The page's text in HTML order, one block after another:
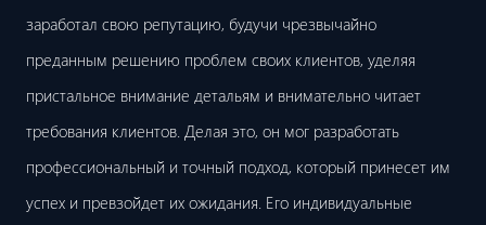
заработал свою репутацию, будучи чрезвычайно
преданным решению проблем своих клиентов, уделяя
пристальное внимание детальям и внимательно читает
требования клиентов. Делая это, он мог разработать
профессиональный и точный подход, который принесет им
успех и превзойдет их ожидания. Его индивидуальные